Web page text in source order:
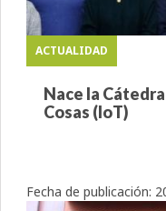
ACTUALIDAD
Nace la
Cosas (IoT)
Fecha de publicación: